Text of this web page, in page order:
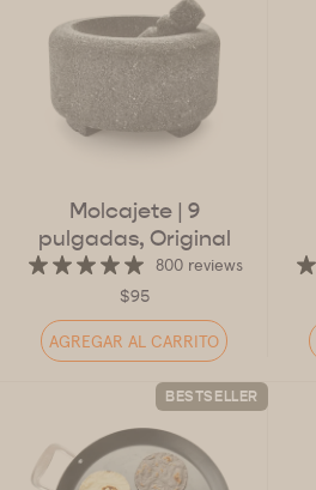
Molcajete | 9
pulgadas, Original
800 reviews
$95
AGREGAR AL CARRITO
BESTSELLER